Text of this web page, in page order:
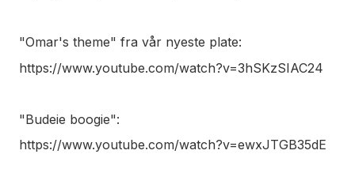
"Omar's theme" fra vår nyeste plate:
https://www.youtube.com/watch?v=3hSKzSIAC24
"Budeie boogie":
https://www.youtube.com/watch?v=ewxJTGB35dE